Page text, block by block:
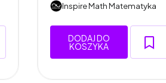
Inspire Math Matematyka
DODAJ DO
KOSZYKA